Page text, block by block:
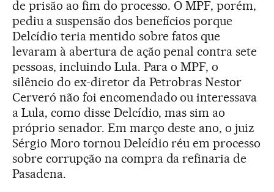
de prisão ao fim do processo. O MPF, porém,
pediu a suspensão dos benefícios porque
Delcídio teria mentido sobre fatos que
levaram à abertura de ação penal contra sete
pessoas, incluindo Lula. Para o MPF, o
silêncio do ex-diretor da Petrobras Nestor
Cerveró não foi encomendado ou interessava
a Lula, como disse Delcídio, mas sim ao
próprio senador. Em março deste ano, o juiz
Sérgio Moro tornou Delcídio réu em processo
sobre corrupção na compra da refinaria de
Pasadena.